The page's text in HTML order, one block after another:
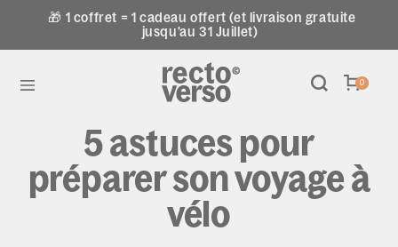
🎁 1 coffret = 1 cadeau offert (et livraison gratuite
jusqu'au 31 Juillet)
0
5 astuces pour
préparer son voyage à
vélo